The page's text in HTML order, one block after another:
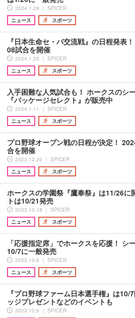
2024.1.26 ｜ SPICER
ニュース
スポーツ
『日本生命セ・パ交流戦』の日程発表
08試合を開催
2024.1.25 ｜ SPICER
ニュース
スポーツ
入手困難な人気試合も！ ホークスのシ
『パッケージセレクト』が販売中
2024.1.11 ｜ SPICER
ニュース
スポーツ
プロ野球オープン戦の日程が決定！
合を開催
2023.12.20 ｜ SPICER
ニュース
スポーツ
ホークスの学園祭『鷹奉祭』は11/26に
トは10/21発売
2023.10.18 ｜ SPICER
ニュース
スポーツ
「応援指定席」でホークスを応援！ シ
10/7に一般発売
2023.10.6 ｜ SPICER
ニュース
スポーツ
『プロ野球ファーム日本選手権』は10/
ッジプレゼントなどのイベントも
2023.10.6 ｜ SPICER